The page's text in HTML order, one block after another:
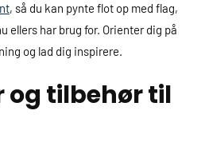
, så du kan pynte flot op med flag,
ellers har brug for. Orienter dig på
og lad dig inspirere.
og tilbehør til